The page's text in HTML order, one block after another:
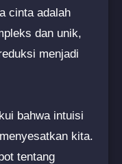
cinta adalah
dan unik,
menjadi
bahwa intuisi
kita.
tentang